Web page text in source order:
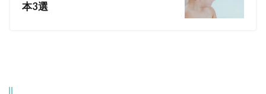
本3選